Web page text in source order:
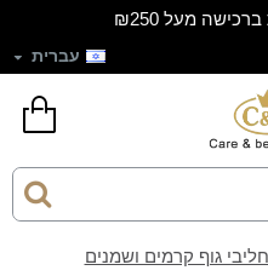
מעל ₪250
עברית
גוף קרמים ושמנים